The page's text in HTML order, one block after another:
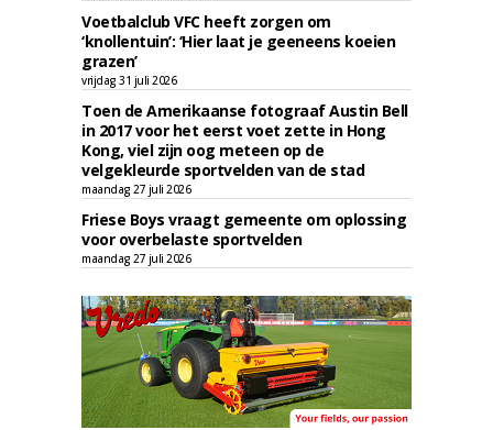
Voetbalclub VFC heeft zorgen om
‘knollentuin’: ‘Hier laat je geeneens koeien
grazen’
vrijdag 31 juli 2026
Toen de Amerikaanse fotograaf Austin Bell
in 2017 voor het eerst voet zette in Hong
Kong, viel zijn oog meteen op de
velgekleurde sportvelden van de stad
maandag 27 juli 2026
Friese Boys vraagt gemeente om oplossing
voor overbelaste sportvelden
maandag 27 juli 2026